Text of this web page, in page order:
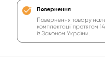
Повернення
Повернення товару
комплектації протягом
із Законом України.